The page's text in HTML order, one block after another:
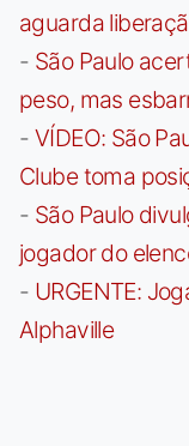
aguarda
- São Paulo
peso, mas
- VÍDEO: São
Clube toma
- São Paulo
jogador do
- URGENTE:
Alphaville